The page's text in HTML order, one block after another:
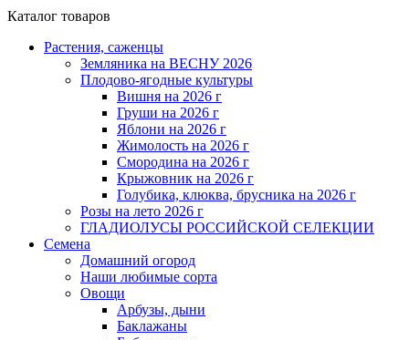
Каталог товаров
Растения, саженцы
Земляника на ВЕСНУ 2026
Плодово-ягодные культуры
Вишня на 2026 г
Груши на 2026 г
Яблони на 2026 г
Жимолость на 2026 г
Смородина на 2026 г
Крыжовник на 2026 г
Голубика, клюква, брусника на 2026 г
Розы на лето 2026 г
ГЛАДИОЛУСЫ РОССИЙСКОЙ СЕЛЕКЦИИ
Семена
Домашний огород
Наши любимые сорта
Овощи
Арбузы, дыни
Баклажаны